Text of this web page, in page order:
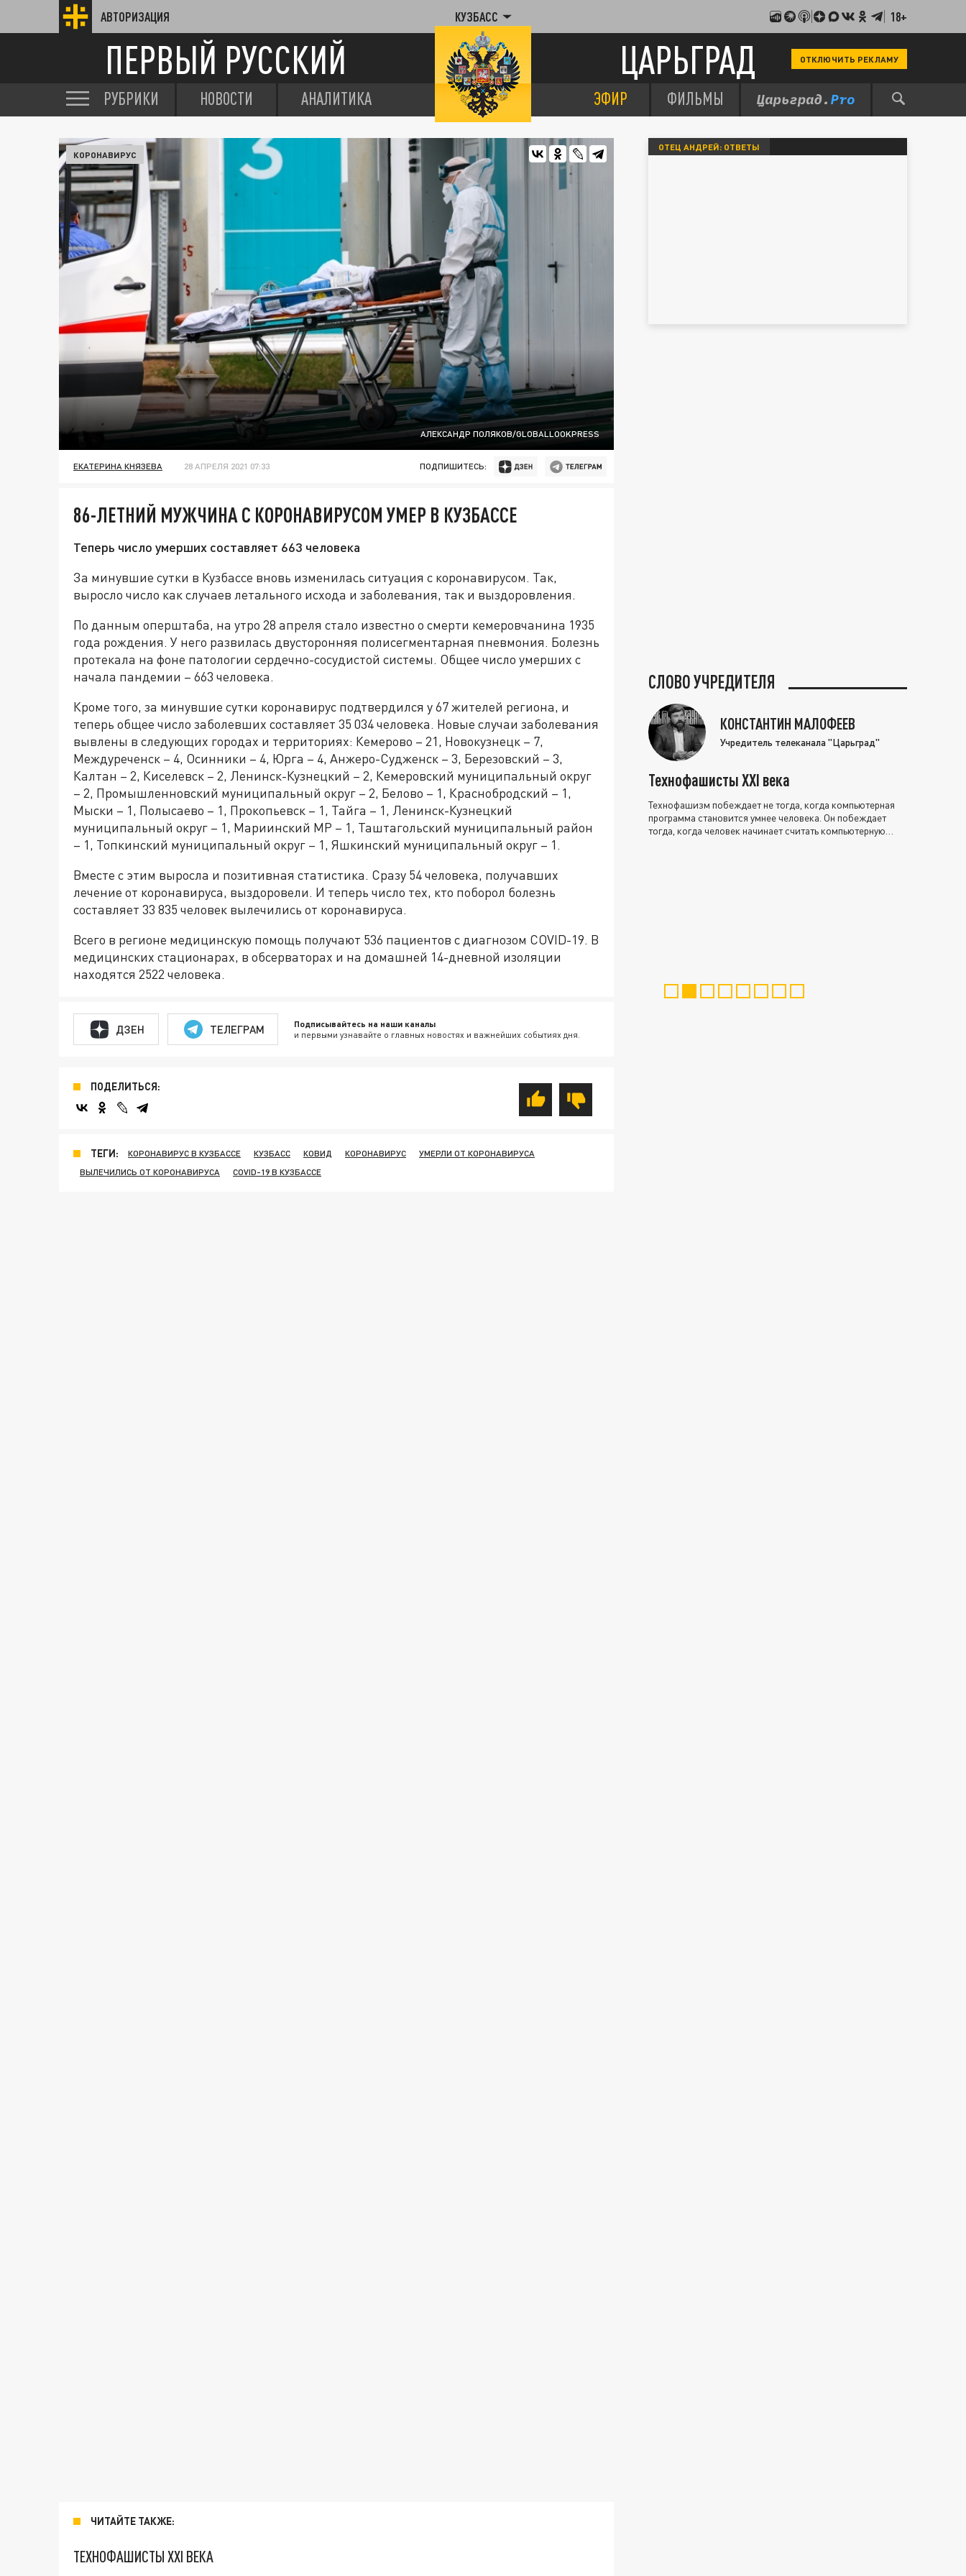
АВТОРИЗАЦИЯ КУЗБАСС 18+
ПЕРВЫЙ РУССКИЙ ЦАРЬГРАД ОТКЛЮЧИТЬ РЕКЛАМУ
РУБРИКИ НОВОСТИ АНАЛИТИКА ЭФИР ФИЛЬМЫ
АЛЕКСАНДР ПОЛЯКОВ/GLOBALLOOKPRESS
КОРОНАВИРУС
ЕКАТЕРИНА КНЯЗЕВА 28 АПРЕЛЯ 2021 07:33 ПОДПИШИТЕСЬ:
86-ЛЕТНИЙ МУЖЧИНА С КОРОНАВИРУСОМ УМЕР В КУЗБАССЕ
Теперь число умерших составляет 663 человека
За минувшие сутки в Кузбассе вновь изменилась ситуация с коронавирусом. Так,
выросло число как случаев летального исхода и заболевания, так и выздоровления.
По данным оперштаба, на утро 28 апреля стало известно о смерти кемеровчанина 1935
года рождения. У него развилась двусторонняя полисегментарная пневмония. Болезнь
протекала на фоне патологии сердечно-сосудистой системы. Общее число умерших с
начала пандемии – 663 человека.
Кроме того, за минувшие сутки коронавирус подтвердился у 67 жителей региона, и
теперь общее число заболевших составляет 35 034 человека. Новые случаи заболевания
вывлены в следующих городах и территориях: Кемерово – 21, Новокузнецк – 7,
Междуреченск – 4, Осинники – 4, Юрга – 4, Анжеро-Судженск – 3, Березовский – 3,
Калтан – 2, Киселевск – 2, Ленинск-Кузнецкий – 2, Кемеровский муниципальный округ
– 2, Промышленновский муниципальный округ – 2, Белово – 1, Краснобродский – 1,
Мыски – 1, Полысаево – 1, Прокопьевск – 1, Тайга – 1, Ленинск-Кузнецкий
муниципальный округ – 1, Мариинский МР – 1, Таштагольский муниципальный район
– 1, Топкинский муниципальный округ – 1, Яшкинский муниципальный округ – 1.
Вместе с этим выросла и позитивная статистика. Сразу 54 человека, получавших
лечение от коронавируса, выздоровели. И теперь число тех, кто поборол болезнь
составляет 33 835 человек вылечились от коронавируса.
Всего в регионе медицинскую помощь получают 536 пациентов с диагнозом COVID-19. В
медицинских стационарах, в обсерваторах и на домашней 14-дневной изоляции
находятся 2522 человека.
ДЗЕН ТЕЛЕГРАМ Подписывайтесь на наши каналы
и первыми узнавайте о главных новостях и важнейших событиях дня.
ПОДЕЛИТЬСЯ:
ТЕГИ: КОРОНАВИРУС В КУЗБАССЕ КУЗБАСС КОВИД КОРОНАВИРУС
УМЕРЛИ ОТ КОРОНАВИРУСА
ВЫЛЕЧИЛИСЬ ОТ КОРОНАВИРУСА
COVID-19 В КУЗБАССЕ
ЧИТАЙТЕ ТАКЖЕ:
ТЕХНОФАШИСТЫ XXI ВЕКА
ОТЕЦ АНДРЕЙ: ОТВЕТЫ
СЛОВО УЧРЕДИТЕЛЯ
КОНСТАНТИН МАЛОФЕЕВ
Учредитель телеканала "Царьград"
Технофашисты XXI века
Технофашизм побеждает не тогда, когда компьютерная
программа становится умнее человека. Он побеждает
тогда, когда человек начинает считать компьютерную